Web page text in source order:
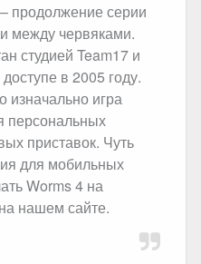
продолжение серии
между червяками.
студией Team17 и
в 2005 году.
изначально игра
персональных
приставок. Чуть
для мобильных
Worms 4 на
нашем сайте.